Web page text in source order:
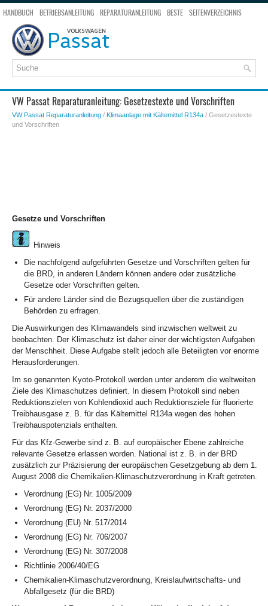
HANDBUCH BETRIEBSANLEITUNG REPARATURANLEITUNG BESTE
SEITENVERZEICHNIS
SEITENSUCHE
VW Passat Reparaturanleitung: Gesetzestexte und Vorschriften
VW Passat Reparaturanleitung / Klimaanlage mit Kältemittel R134a / Gesetzestexte
und Vorschriften
Gesetze und Vorschriften
Hinweis
Die nachfolgend aufgeführten Gesetze und Vorschriften gelten für
die BRD, in anderen Ländern können andere oder zusätzliche
Gesetze oder Vorschriften gelten.
Für andere Länder sind die Bezugsquellen über die zuständigen
Behörden zu erfragen.
Die Auswirkungen des Klimawandels sind inzwischen weltweit zu
beobachten. Der Klimaschutz ist daher einer der wichtigsten Aufgaben
der Menschheit. Diese Aufgabe stellt jedoch alle Beteiligten vor enorme
Herausforderungen.
Im so genannten Kyoto-Protokoll werden unter anderem die weltweiten
Ziele des Klimaschutzes definiert. In diesem Protokoll sind neben
Reduktionszielen von Kohlendioxid auch Reduktionsziele für fluorierte
Treibhausgase z. B. für das Kältemittel R134a wegen des hohen
Treibhauspotenzials enthalten.
Für das Kfz-Gewerbe sind z. B. auf europäischer Ebene zahlreiche
relevante Gesetze erlassen worden. National ist z. B. in der BRD
zusätzlich zur Präzisierung der europäischen Gesetzgebung ab dem 1.
August 2008 die Chemikalien-Klimaschutzverordnung in Kraft getreten.
Verordnung (EG) Nr. 1005/2009
Verordnung (EG) Nr. 2037/2000
Verordnung (EU) Nr. 517/2014
Verordnung (EG) Nr. 706/2007
Verordnung (EG) Nr. 307/2008
Richtlinie 2006/40/EG
Chemikalien-Klimaschutzverordnung, Kreislaufwirtschafts- und
Abfallgesetz (für die BRD)